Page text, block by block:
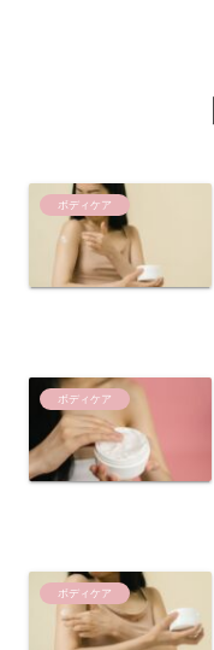
ボディケア
ボディケア
ボディケア